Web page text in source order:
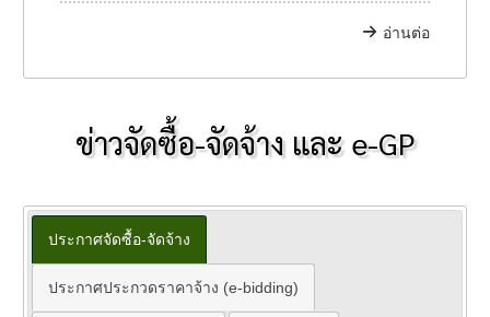
อ่านต่อ
ข่าวจัดซื้อ-จัดจ้าง และ e-GP
ประกาศจัดซื้อ-จัดจ้าง
ประกาศประกวดราคาจ้าง (e-bidding)